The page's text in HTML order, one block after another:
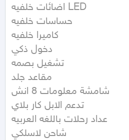
اضائات خلفيه LED
حساسات خلفيه
كاميرا خلفيه
دخول ذكي
تشغيل بصمه
مقاعد جلد
شامشة معلومات 8 انش
تدعم الابل كار بلاي
عداد رحلات باللغه العربيه
شاحن لاسلكي